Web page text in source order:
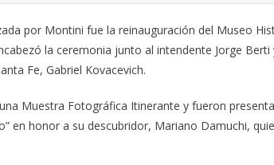
por Montini fue la reinauguración del Museo
la ceremonia junto al intendente Jorge
Fe, Gabriel Kovacevich.
Muestra Fotográfica Itinerante y fueron
en honor a su descubridor, Mariano Damuchi,